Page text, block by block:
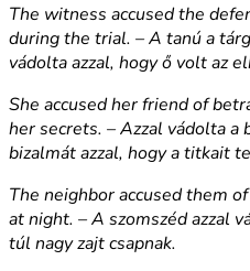
The witness accused the
during the trial. – A tanú a
vádolta azzal, hogy ő volt az
She accused her friend of
her secrets. – Azzal vádolta a
bizalmát azzal, hogy a titkait
The neighbor accused them
at night. – A szomszéd azzal
túl nagy zajt csapnak.